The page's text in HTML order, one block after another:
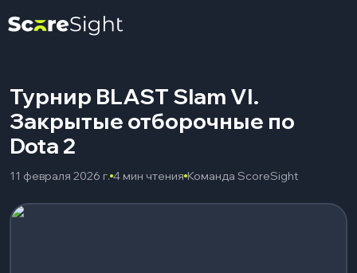
Турнир BLAST Slam VI.
Закрытые отборочные по
Dota 2
11 февраля 2026 г. 4 мин чтения Команда ScoreSight